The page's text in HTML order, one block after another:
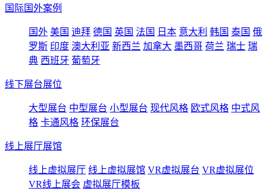
国际国外案例
国外 美国 迪拜 德国 英国 法国 日本 意大利 韩国 泰国 俄
罗斯 印度 澳大利亚 新西兰 加拿大 墨西哥 荷兰 瑞士 瑞
典 西班牙 葡萄牙
线下展台展位
大型展台 中型展台 小型展台 现代风格 欧式风格 中式风
格 卡通风格 环保展台
线上展厅展馆
线上虚拟展厅 线上虚拟展馆 VR虚拟展台 VR虚拟展位
VR线上展会 虚拟展厅模板